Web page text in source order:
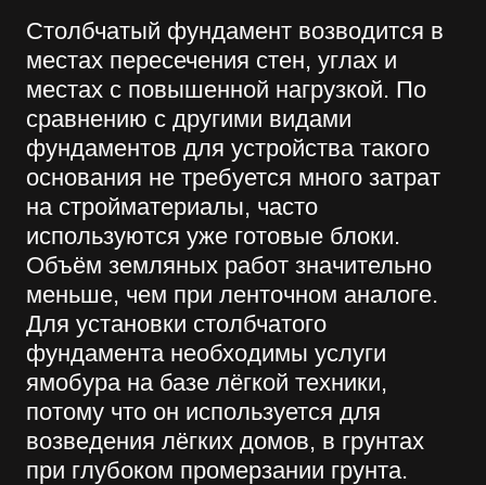
состоит в бурении скважин нужного
диаметра (вручную или с помощью
ямобура), установке свай на
определённую глубину, заполнении из
бетоном. Таким образом формируется
ровная плоскость для строительства
стен. Свайный тип используется при
слабом грунте, в местностях с уклоном
и неровностями.
Строительство плитного фундамента
осуществляется с учётом свойств
грунта и веса будущего здания.
Согласно технологии производится
установка сплошной железобетонной
монолитной плиты под всем
зданием.Плитный фундамент
представляет собой плиту,
установленную под всем зданием.
Обычно такое основание состоит из
железобетона. Так как нагрузка от веса
здания приходится на всю плиту, к её